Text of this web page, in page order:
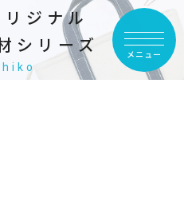
メニュー
ジナル
シリーズ